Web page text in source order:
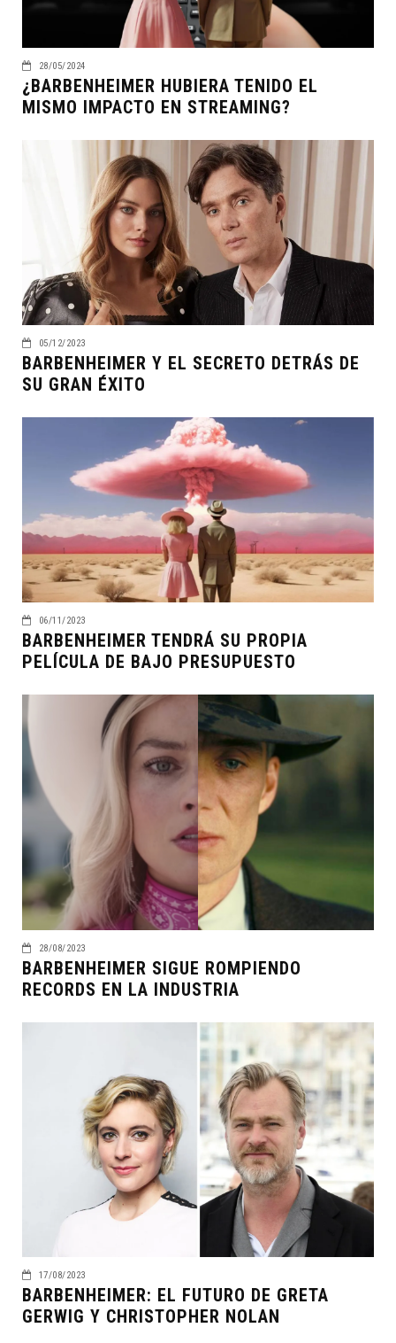
28/05/2024
¿BARBENHEIMER HUBIERA TENIDO EL
MISMO IMPACTO EN STREAMING?
05/12/2023
BARBENHEIMER Y EL SECRETO DETRÁS DE
SU GRAN ÉXITO
06/11/2023
BARBENHEIMER TENDRÁ SU PROPIA
PELÍCULA DE BAJO PRESUPUESTO
28/08/2023
BARBENHEIMER SIGUE ROMPIENDO
RECORDS EN LA INDUSTRIA
17/08/2023
BARBENHEIMER: EL FUTURO DE GRETA
GERWIG Y CHRISTOPHER NOLAN